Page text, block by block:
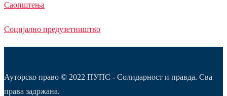
Саопштења
Социјално предузетништво
Ауторско право © 2022 ПУПС - Солидарност и правда. Сва
права задржана.